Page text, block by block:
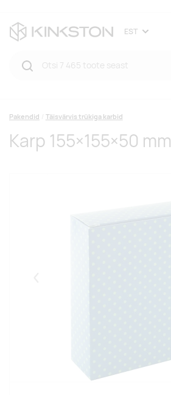
EST
Pakendid Täisvärvis trükiga karbid
Karp 155×155×50 mm